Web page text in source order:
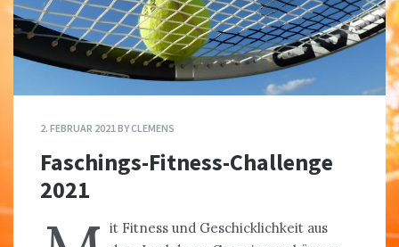
2. FEBRUAR 2021BYCLEMENS
Faschings-Fitness-Challenge
2021
it Fitness und Geschicklichkeit aus